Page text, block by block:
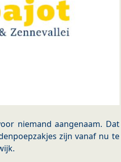
niemand aangenaam. Dat
zijn vanaf nu te